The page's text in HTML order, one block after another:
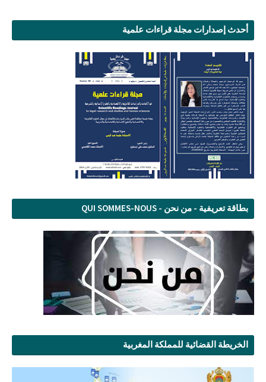
أحدث إصدارات مجلة قراءات علمية
بطاقة تعريفية - من نحن - QUI SOMMES-NOUS
الخريطة القضائية للمملكة المغربية